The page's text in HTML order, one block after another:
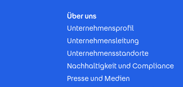
Über uns
Unternehmensprofil
Unternehmensleitung
Unternehmensstandorte
Nachhaltigkeit und Compliance
Presse und Medien